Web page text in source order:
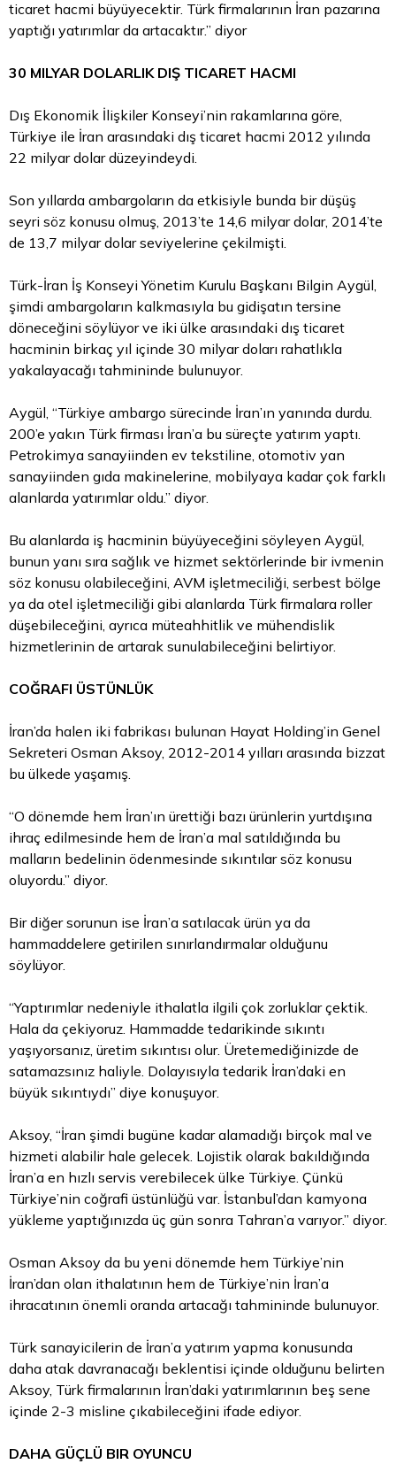
ticaret hacmi büyüyecektir. Türk firmalarının İran pazarına
yaptığı yatırımlar da artacaktır.” diyor
30 MILYAR DOLARLIK DIŞ TICARET HACMI
Dış Ekonomik İlişkiler Konseyi’nin rakamlarına göre,
Türkiye ile İran arasındaki dış ticaret hacmi 2012 yılında
22 milyardolardüzeyindeydi.
Son yıllarda ambargoların da etkisiyle bunda bir düşüş
seyri söz konusu olmuş, 2013’te 14,6 milyar dolar, 2014’te
de 13,7 milyar dolar seviyelerine çekilmişti.
Türk-İran İş Konseyi Yönetim Kurulu Başkanı Bilgin Aygül,
şimdi ambargoların kalkmasıyla bu gidişatın tersine
döneceğini söylüyor ve iki ülke arasındaki dış ticaret
hacminin birkaç yıl içinde 30 milyar doları rahatlıkla
yakalayacağı tahmininde bulunuyor.
Aygül, “Türkiye ambargo sürecinde İran’ın yanında durdu.
200’e yakın Türk firması İran’a bu süreçte yatırım yaptı.
Petrokimya sanayiinden ev tekstiline, otomotiv yan
sanayiinden gıda makinelerine, mobilyaya kadar çok farklı
alanlarda yatırımlar oldu.” diyor.
Bu alanlarda iş hacminin büyüyeceğini söyleyen Aygül,
bunun yanı sıra sağlık ve hizmet sektörlerinde bir ivmenin
söz konusu olabileceğini, AVM işletmeciliği, serbest bölge
ya da otel işletmeciliği gibi alanlarda Türk firmalara roller
düşebileceğini, ayrıca müteahhitlik ve mühendislik
hizmetlerinin de artarak sunulabileceğini belirtiyor.
COĞRAFI ÜSTÜNLÜK
İran’da halen iki fabrikası bulunan Hayat Holding’in Genel
Sekreteri Osman Aksoy, 2012-2014 yılları arasında bizzat
bu ülkede yaşamış.
“O dönemde hem İran’ın ürettiği bazı ürünlerin yurtdışına
ihraç edilmesinde hem de İran’a mal satıldığında bu
malların bedelinin ödenmesinde sıkıntılar söz konusu
oluyordu.” diyor.
Bir diğer sorunun ise İran’a satılacak ürün ya da
hammaddelere getirilen sınırlandırmalar olduğunu
söylüyor.
“Yaptırımlar nedeniyle ithalatla ilgili çok zorluklar çektik.
Hala da çekiyoruz. Hammadde tedarikinde sıkıntı
yaşıyorsanız, üretim sıkıntısı olur. Üretemediğinizde de
satamazsınız haliyle. Dolayısıyla tedarik İran’daki en
büyük sıkıntıydı” diye konuşuyor.
Aksoy, “İran şimdi bugüne kadar alamadığı birçok mal ve
hizmeti alabilir hale gelecek. Lojistik olarak bakıldığında
İran’a en hızlı servis verebilecek ülke Türkiye. Çünkü
Türkiye’nin coğrafi üstünlüğü var. İstanbul’dan kamyona
yükleme yaptığınızda üç gün sonra Tahran’a varıyor.” diyor.
Osman Aksoy da bu yeni dönemde hem Türkiye’nin
İran’dan olan ithalatının hem de Türkiye’nin İran’a
ihracatının önemli oranda artacağı tahmininde bulunuyor.
Türk sanayicilerin de İran’a yatırım yapma konusunda
daha atak davranacağı beklentisi içinde olduğunu belirten
Aksoy, Türk firmalarının İran’daki yatırımlarının beş sene
içinde 2-3 misline çıkabileceğini ifade ediyor.
DAHA GÜÇLÜ BIR OYUNCU